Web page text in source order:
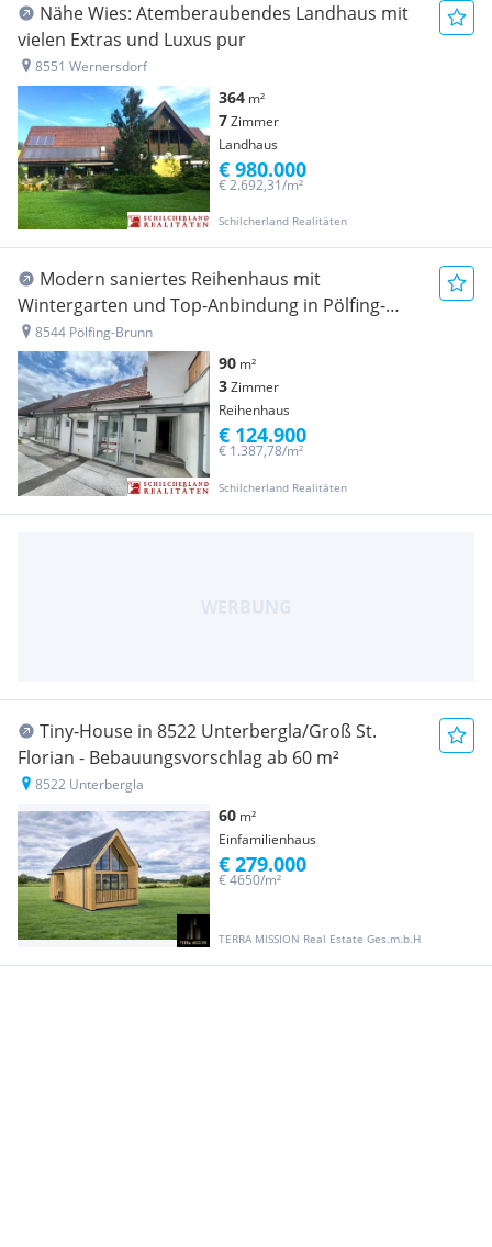
Nähe Wies: Atemberaubendes Landhaus mit
vielen Extras und Luxus pur
8551 Wernersdorf
364 m²
7Zimmer
Landhaus
Schilcherland Realitäten
€ 2.692,31/m²
€ 980.000
Modern saniertes Reihenhaus mit
Wintergarten und Top-Anbindung in Pölfing-
Brunn
8544 Pölfing-Brunn
90 m²
3Zimmer
Reihenhaus
Schilcherland Realitäten
€ 1.387,78/m²
€ 124.900
Tiny-House in 8522 Unterbergla/Groß St.
Florian - Bebauungsvorschlag ab 60 m²
8522 Unterbergla
60 m²
Einfamilienhaus
TERRA MISSION Real Estate Ges.m.b.H
€ 4650/m²
€ 279.000